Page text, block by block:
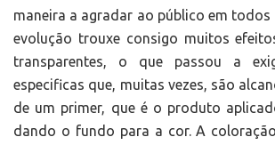
maneira a agradar ao público em todos
evolução trouxe consigo muitos
transparentes, o que passou a
especificas que, muitas vezes, são
de um primer, que é o produto
dando o fundo para a cor. A